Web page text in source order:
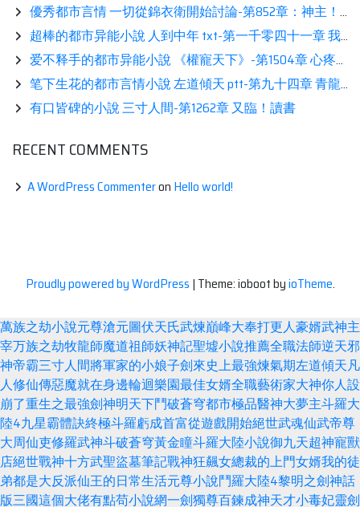
優秀都市言情 一切從錦衣衛開始討論-第852章：神主！相伴
超棒的都市异能小說 人到中年 txt-第一千零四十一章 我的想法！分享
爱不释手的都市异能小說 《權寵天下》-第1504章 心疼相伴
笔下生花的都市言情小說 左道傾天 ptt-第九十四章 青龍歸去推薦
有口皆碑的小說 三寸人間-第1262章 又臨！讀書
RECENT COMMENTS
A WordPress Commenteron Hello world!
Proudly powered by WordPress | Theme: ioboot byioTheme.
萬族之劫小說元尊滄元圖伏天氏武煉巔峰大奉打更人豪婿武神主
宰万族之劫牧龍師魔道祖師妖神記聖墟小說推薦全職法師逆天邪
神帝霸三寸人間將軍家的小娘子劍來史上最強煉氣期左道傾天凡
人修仙傳惡魔就在身邊輪迴樂園最佳女婿全職藝術家大神你人設
崩了重生之最強劍神明天下鬥破蒼穹都市極品醫神大夢主斗羅大
陸4九星霸體訣終極斗羅虧成首富從遊戲開始絕世武魂仙武帝尊
大周仙吏修羅武神斗破蒼穹黃金瞳斗羅大陸小說御九天超神寵獸
店絕世戰神十方武聖盜墓筆記戰神狂飆女總裁的上門女婿我的徒
弟都是大反派仙王的日常生活元尊小說鬥羅大陸4黎明之劍神話
版三國這個大佬有點苟小說網一劍獨尊百鍊成神天才小毒妃靈劍